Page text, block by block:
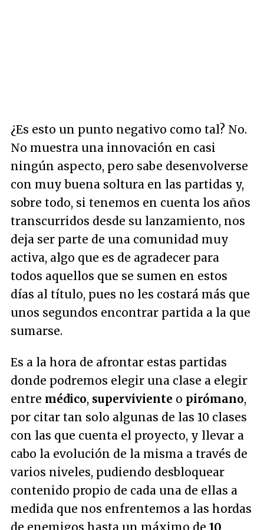
¿Es esto un punto negativo como tal? No.
No muestra una innovación en casi
ningún aspecto, pero sabe desenvolverse
con muy buena soltura en las partidas y,
sobre todo, si tenemos en cuenta los años
transcurridos desde su lanzamiento, nos
deja ser parte de una comunidad muy
activa, algo que es de agradecer para
todos aquellos que se sumen en estos
días al título, pues no les costará más que
unos segundos encontrar partida a la que
sumarse.
Es a la hora de afrontar estas partidas
donde podremos elegir una clase a elegir
entre médico, superviviente o pirómano,
por citar tan solo algunas de las 10 clases
con las que cuenta el proyecto, y llevar a
cabo la evolución de la misma a través de
varios niveles, pudiendo desbloquear
contenido propio de cada una de ellas a
medida que nos enfrentemos a las hordas
de enemigos hasta un máximo de 10